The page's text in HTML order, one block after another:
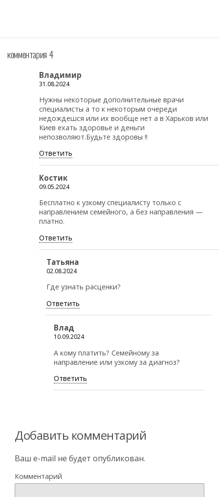
комментария 4
Владимир
31.08.2024
Нужны некоторые дополнительные врачи
специалисты а то к некоторым очереди
недождешся или их вообще нет а в Харьков или
Киев ехать здоровье и деньги
непозволяют.Будьте здоровы !!
Ответить
Костик
09.05.2024
Бесплатно к узкому специалисту только с
направлением семейного, а без направления —
платно.
Ответить
Татьяна
02.08.2024
Где узнать расценки?
Ответить
Влад
10.09.2024
А кому платить? Семейному за
направление или узкому за диагноз?
Ответить
Добавить комментарий
Ваш e-mail не будет опубликован.
Комментарий